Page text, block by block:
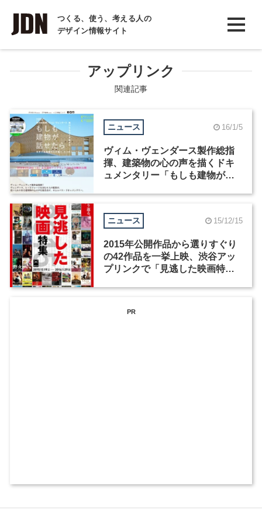
つくる、使う、考える人の
デザイン情報サイト
INTERVIEW
インタビュー
REPORT
COLUMN
コラム
アップリンク
関連記事
ニュース 16/1/5
ヴィム・ヴェンダース製作総指
揮、建築物の心の声を描くドキ
ュメンタリー「もしも建物が話
ニュース 15/12/15
2015年公開作品から選りすぐり
の42作品を一挙上映、渋谷アッ
プリンクで「見逃した映画特集
PR